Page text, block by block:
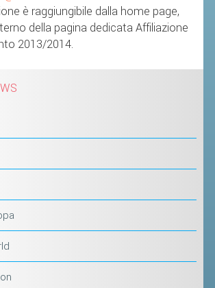
è raggiungibile dalla home page,
della pagina dedicata Affiliazione
2013/2014.
ATLETI D'INTERESSE NAZIONALE
SCHEDE ATLETI
TESSERAMENTO
QUOTE E TASSE
LINE